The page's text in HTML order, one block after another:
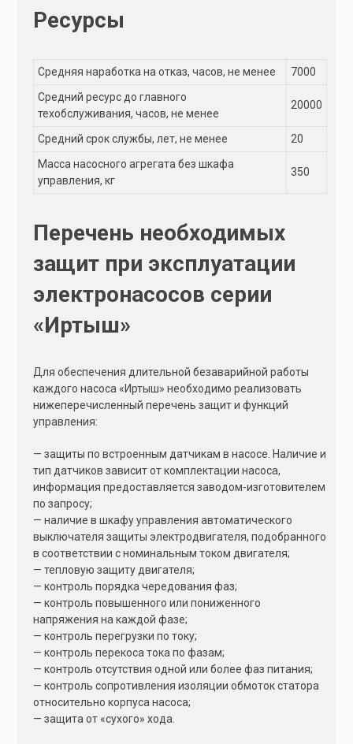
Ресурсы
Средняя наработка на отказ, часов, не менее
7000
Средний ресурс до главного
техобслуживания, часов, не менее
20000
Средний срок службы, лет, не менее
20
Масса насосного агрегата без шкафа
управления, кг
350
Перечень необходимых
защит при эксплуатации
электронасосов серии
«Иртыш»
Для обеспечения длительной безаварийной работы
каждого насоса «Иртыш» необходимо реализовать
нижеперечисленный перечень защит и функций
управления:
— защиты по встроенным датчикам в насосе. Наличие и
тип датчиков зависит от комплектации насоса,
информация предоставляется заводом-изготовителем
по запросу;
— наличие в шкафу управления автоматического
выключателя защиты электродвигателя, подобранного
в соответствии с номинальным током двигателя;
— тепловую защиту двигателя;
— контроль порядка чередования фаз;
— контроль повышенного или пониженного
напряжения на каждой фазе;
— контроль перегрузки по току;
— контроль перекоса тока по фазам;
— контроль отсутствия одной или более фаз питания;
— контроль сопротивления изоляции обмоток статора
относительно корпуса насоса;
— защита от «сухого» хода.